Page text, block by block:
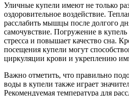
Уличные купели имеют не только
оздоровительное воздействие.
расслабить мышцы после долгого
самочувствие. Погружение в купель
стресса и повышает качество сна.
посещения купели могут
циркуляции крови и укреплению
Важно отметить, что правильно
воды в купели также играет
Рекомендуемая температура для